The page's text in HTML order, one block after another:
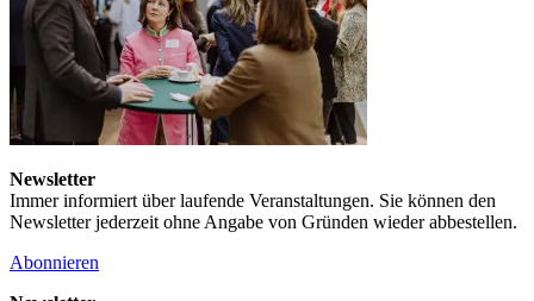
Newsletter
Immer informiert über laufende Veranstaltungen. Sie können den
Newsletter jederzeit ohne Angabe von Gründen wieder abbestellen.
Abonnieren